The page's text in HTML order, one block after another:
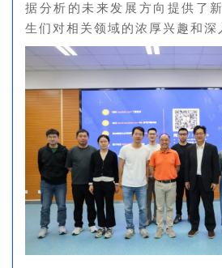
据分析的未来发展方向提供了
生们对相关领域的浓厚兴趣和深